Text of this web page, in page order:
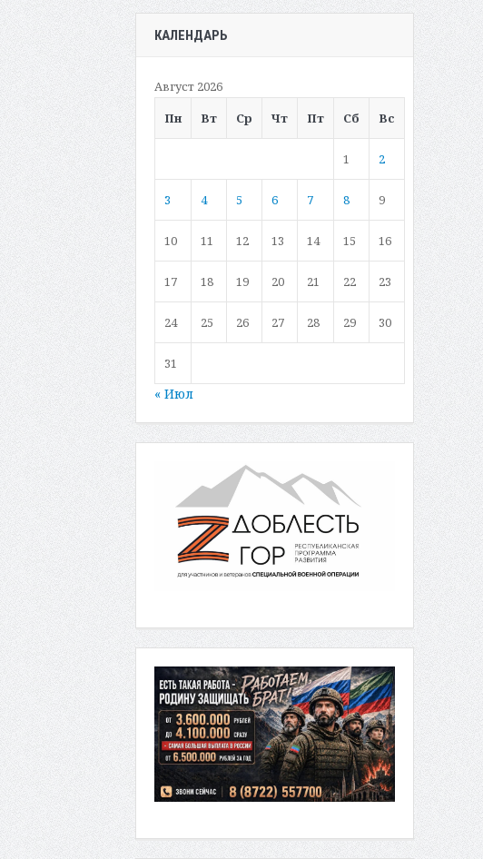
КАЛЕНДАРЬ
Август 2026
Пн
Вт Ср Чт Пт Сб Вс
1 2
3 4 5 6 7 8 9
10 11 12 13 14 15 16
17 18 19 20 21 22 23
24 25 26 27 28 29 30
31
« Июл